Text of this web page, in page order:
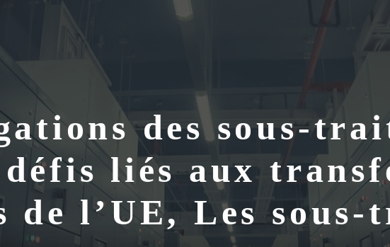
des sous-
liés aux
de l’UE, Les